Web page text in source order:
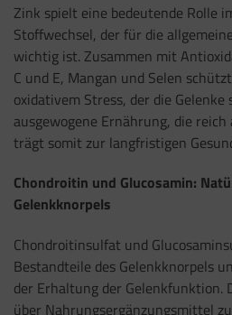
Zink spielt eine bedeutende Rolle
Stoffwechsel, der für die
wichtig ist. Zusammen mit
C und E, Mangan und Selen
oxidativem Stress, der die Gelenke
ausgewogene Ernährung, die
trägt somit zur langfristigen
Chondroitin und Glucosamin:
Gelenkknorpels
Chondroitinsulfat und
Bestandteile des Gelenkknorpels
der Erhaltung der Gelenkfunktion.
über Nahrungsergänzungsmittel